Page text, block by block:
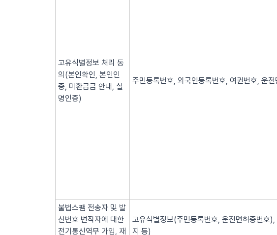
고유식별정보 처리 동
의(본인확인, 본인인
증, 미환급금 안내, 실
명인증)
주민등록번호, 외국인등록번호, 여권번호, 운
불법스팸 전송자 및 발
신번호 변작자에 대한
전기통신역무 가입, 재
고유식별정보(주민등록번호, 운전면허증번호
지 등)